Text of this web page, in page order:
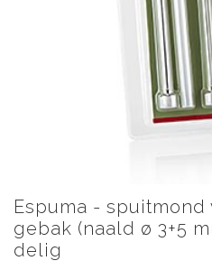
Espuma -
gebak (naald ø 3+5
delig